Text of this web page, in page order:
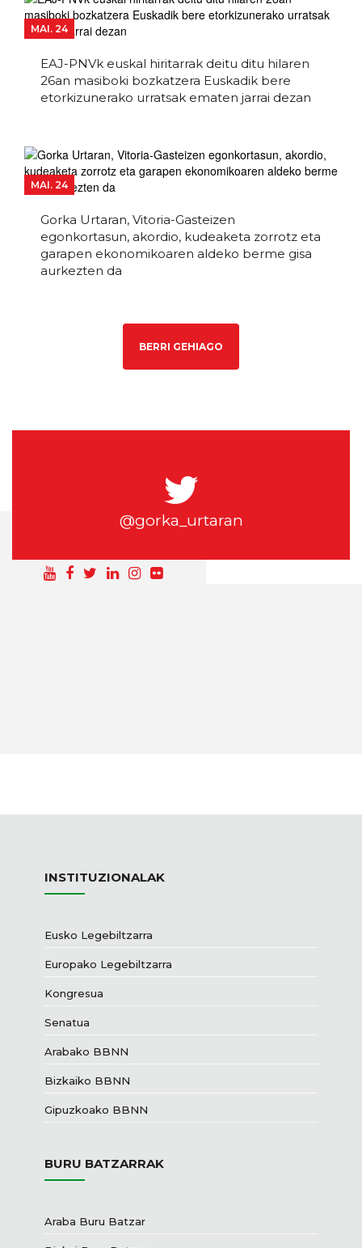
MAI. 24
EAJ-PNVk euskal hiritarrak deitu ditu hilaren
26an masiboki bozkatzera Euskadik bere
etorkizunerako urratsak ematen jarrai dezan
MAI. 24
Gorka Urtaran, Vitoria-Gasteizen
egonkortasun, akordio, kudeaketa zorrotz eta
garapen ekonomikoaren aldeko berme gisa
aurkezten da
BERRI GEHIAGO
@gorka_urtaran
INSTITUZIONALAK
Eusko Legebiltzarra
Europako Legebiltzarra
Kongresua
Senatua
Arabako BBNN
Bizkaiko BBNN
Gipuzkoako BBNN
BURU BATZARRAK
Araba Buru Batzar